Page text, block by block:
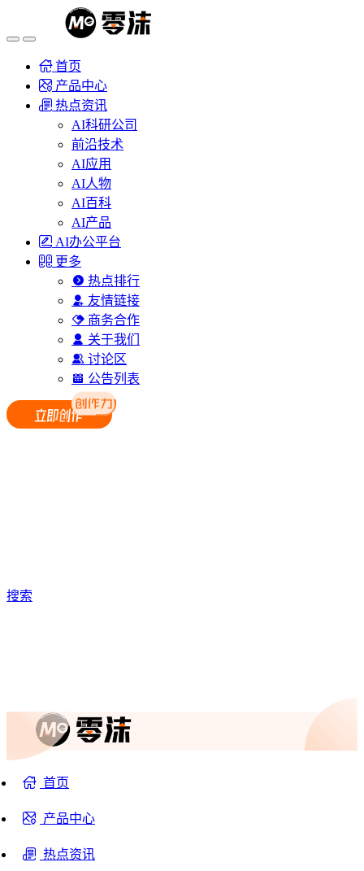
首页
产品中心
热点资讯
AI科研公司
前沿技术
AI应用
AI人物
AI百科
AI产品
AI办公平台
更多
热点排行
友情链接
商务合作
关于我们
讨论区
公告列表
搜索
首页
产品中心
热点资讯